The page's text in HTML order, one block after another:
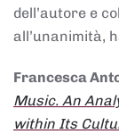
dell’autore e
all’unanimità,
Francesca
Music. An
within Its